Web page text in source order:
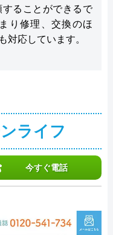
ることができるで
り修理、交換のほ
対応しています。
ライフ
今すぐ電話